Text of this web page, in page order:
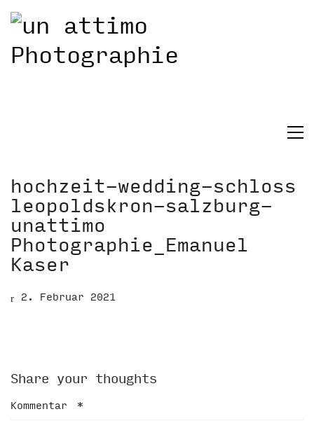
hochzeit-wedding-schloss
leopoldskron-salzburg-
unattimo
Photographie_Emanuel
Kaser
2. Februar 2021
Share your thoughts
Kommentar *